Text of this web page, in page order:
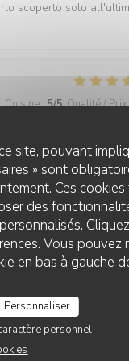
site, pouvant
» sont
Ces
des
Vous
en bas à gauche
Personnaliser
personnel
scoperto solo
Cuisine:5/5 Qualité / Prix
Cuisine /5 Qualité / Prix
Cuisine: 4/5 Qualité / Prix
Cuisine: 5/5 Qualité / Prix